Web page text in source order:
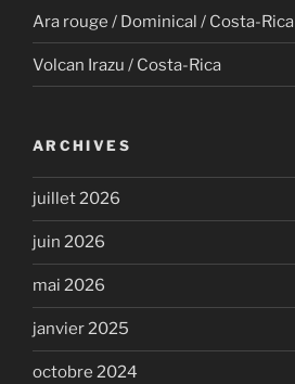
Ara rouge / Dominical / Costa-Rica
Volcan Irazu / Costa-Rica
ARCHIVES
juillet 2026
juin 2026
mai 2026
janvier 2025
octobre 2024